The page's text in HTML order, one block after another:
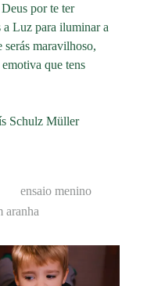
por te ter
a Luz para iluminar a
serás maravilhoso,
que tens
Schulz Müller
ensaio menino
aranha